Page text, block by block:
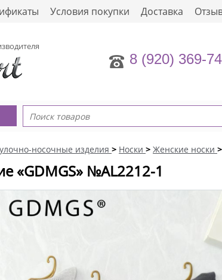
Условия покупки Доставка
8 (920) 369-
носочные изделия > Носки > Женские носки
«GDMGS» №AL2212-1